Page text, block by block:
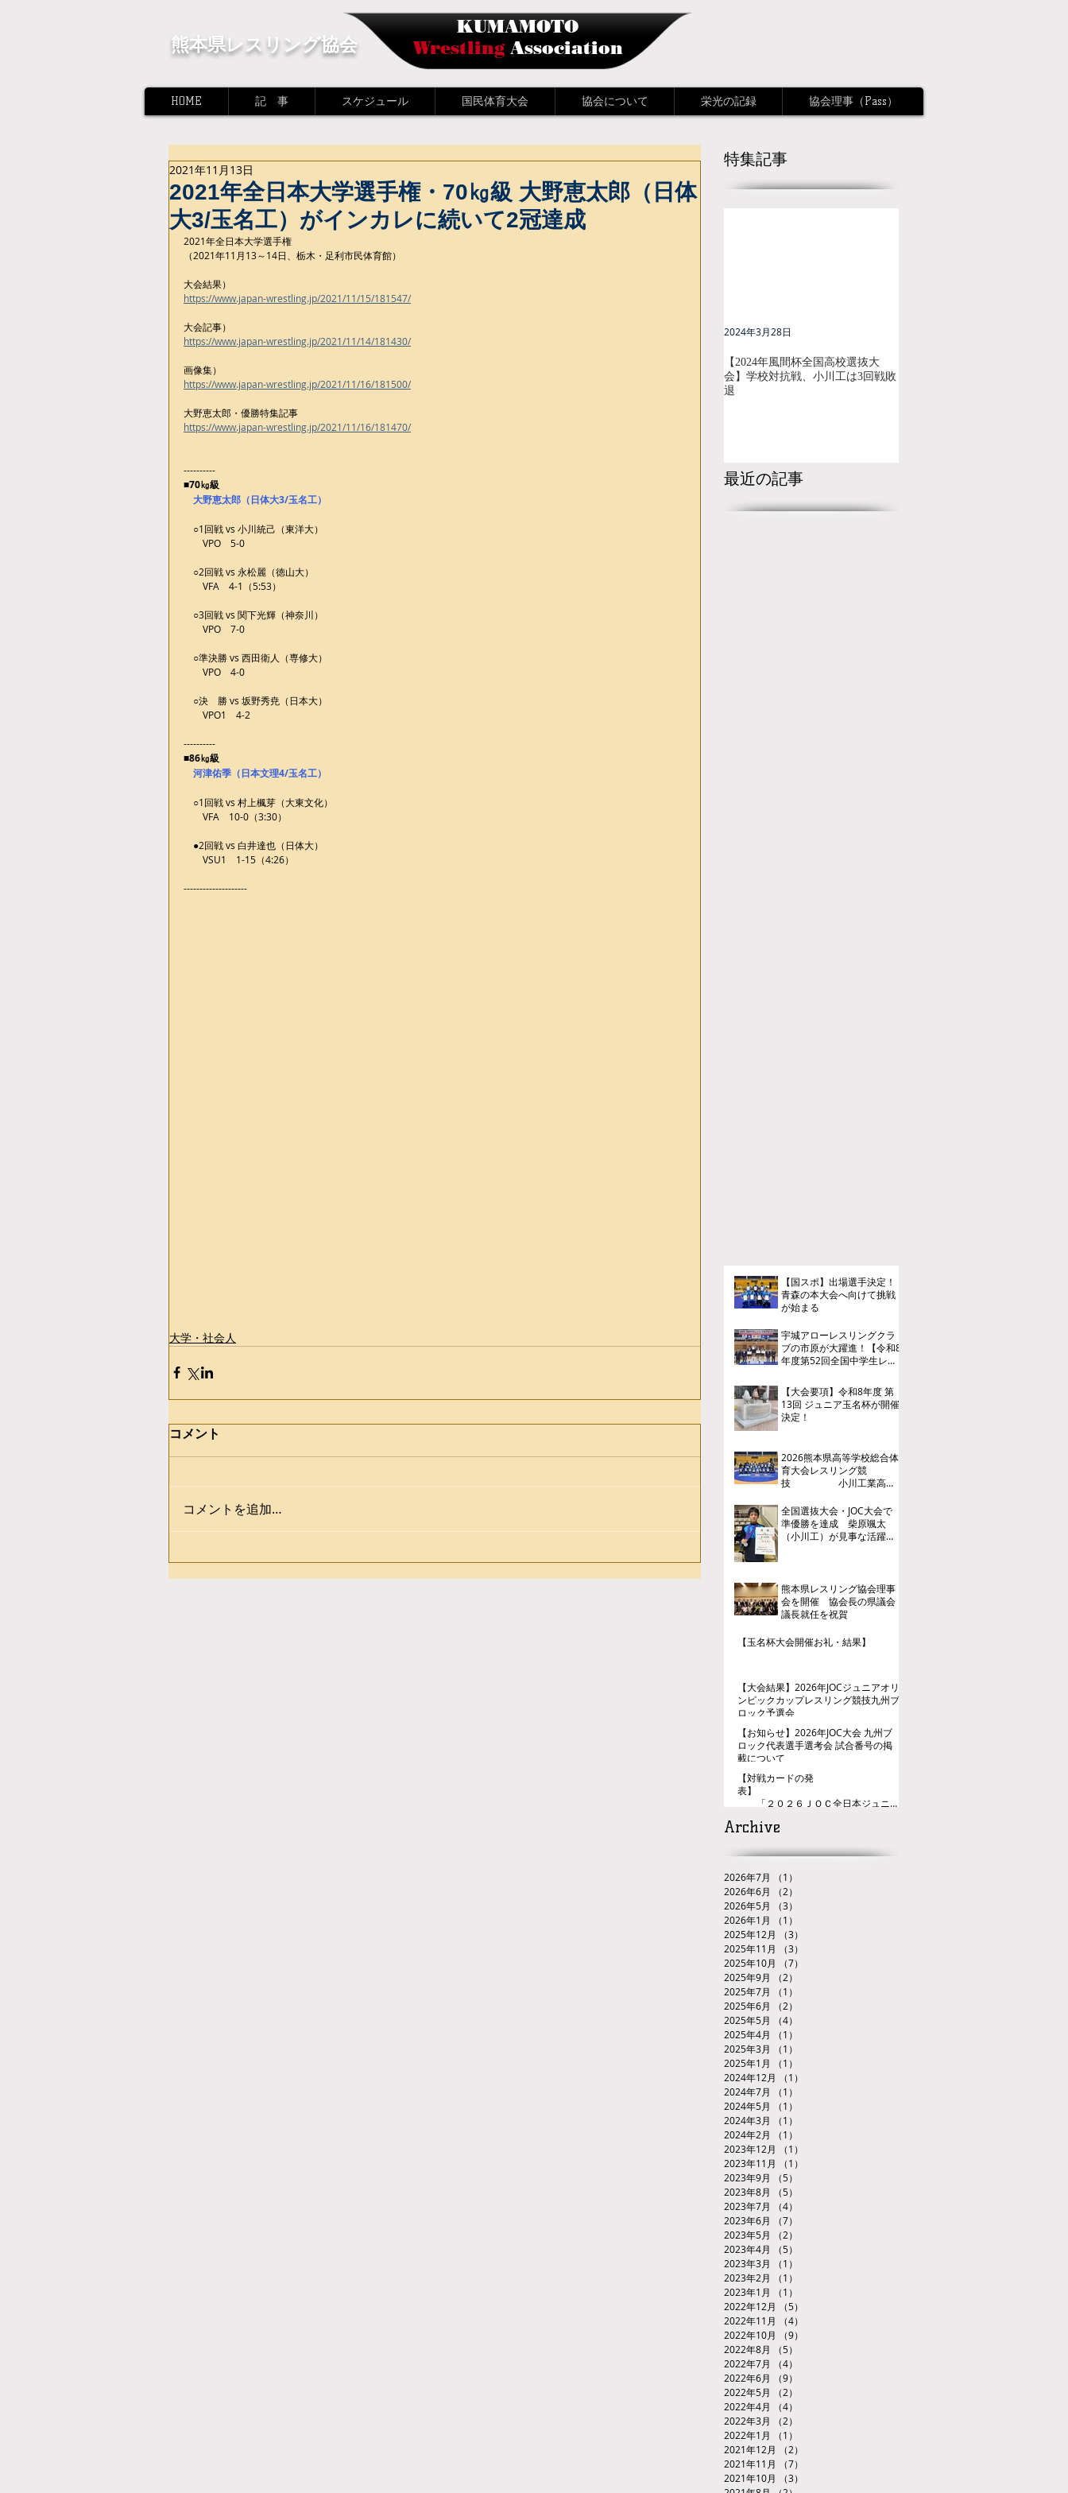
KUMAMOTO
Wrestling Association
熊本県レスリング協会
2021年全日本大学選手権・70㎏級 大野恵太郎（日体
大3/玉名工）がインカレに続いて2冠達成
2021年11月13日
2021年全日本大学選手権
（2021年11月13～14日、栃木・足利市民体育館）
大会結果）
https://www.japan-wrestling.jp/2021/11/15/181547/
大会記事）
https://www.japan-wrestling.jp/2021/11/14/181430/
画像集）
https://www.japan-wrestling.jp/2021/11/16/181500/
大野恵太郎・優勝特集記事
https://www.japan-wrestling.jp/2021/11/16/181470/
----------
■70㎏級
大野恵太郎（日体大3/玉名工）
○1回戦 vs 小川統己（東洋大）
VPO　5-0
○2回戦 vs 永松麗（徳山大）
VFA　4-1（5:53）
○3回戦 vs 関下光輝（神奈川）
VPO　7-0
○準決勝 vs 西田衛人（専修大）
VPO　4-0
○決　勝 vs 坂野秀尭（日本大）
VPO1　4-2
----------
■86㎏級
河津佑季（日本文理4/玉名工）
○1回戦 vs 村上楓芽（大東文化）
VFA　10-0（3:30）
●2回戦 vs 白井達也（日体大）
VSU1　1-15（4:26）
--------------------
大学・社会人
コメント
コメントを追加…
特集記事
【2024年風間杯全国高校選抜大
会】学校対抗戦、小川工は3回戦敗
退
2024年3月28日
最近の記事
【国スポ】出場選手決定！
青森の本大会へ向けて挑戦
が始まる
宇城アローレスリングクラ
ブの市原が大躍進！【令和8
年度第52回全国中学生レス
【大会要項】令和8年度 第
13回 ジュニア玉名杯が開催
決定！
2026熊本県高等学校総合体
育大会レスリング競
技 小川工業高
全国選抜大会・JOC大会で
準優勝を達成 柴原颯太
（小川工）が見事な活躍を
熊本県レスリング協会理事
会を開催 協会長の県議会
議長就任を祝賀
【玉名杯大会開催お礼・結果】
【大会結果】2026年JOCジュニアオリ
ンピックカップレスリング競技九州ブ
ロック予選会
【お知らせ】2026年JOC大会 九州ブ
ロック代表選手選考会 試合番号の掲
載について
【対戦カードの発
表】
「２０２６ＪＯＣ全日本ジュニア
表選手選考会」
Archive
2026年7月 （1）
2026年6月
（2）
2026年5月
（3）
2026年1月
（1）
2025年12月
（3）
2025年11月
（3）
2025年10月
（7）
2025年9月
（2）
2025年7月
（1）
2025年6月
（2）
2025年5月
（4）
2025年4月
（1）
2025年3月
（1）
2025年1月
（1）
2024年12月
（1）
2024年7月
（1）
2024年5月
（1）
2024年3月
（1）
2024年2月
（1）
2023年12月
（1）
2023年11月
（1）
2023年9月
（5）
2023年8月
（5）
2023年7月
（4）
2023年6月
（7）
2023年5月
（2）
2023年4月
（5）
2023年3月
（1）
2023年2月
（1）
2023年1月
（1）
2022年12月
（5）
2022年11月
（4）
2022年10月
（9）
2022年8月
（5）
2022年7月
（4）
2022年6月
（9）
2022年5月
（2）
2022年4月
（4）
2022年3月
（2）
2022年1月
（1）
2021年12月
（2）
2021年11月
（7）
2021年10月
（3）
HOME 記 事 スケジュール 国民体育大会 協会について 栄光の記録 協会理事（Pass）